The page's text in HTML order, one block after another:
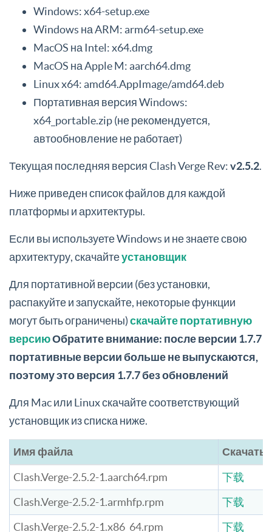
Windows: x64-setup.exe
Windows на ARM: arm64-setup.exe
MacOS на Intel: x64.dmg
MacOS на Apple M: aarch64.dmg
Linux x64: amd64.AppImage/amd64.deb
Портативная версия Windows:
x64_portable.zip (не рекомендуется,
автообновление не работает)
Текущая последняя версия Clash Verge Rev:v2.5.2.
Ниже приведен список файлов для каждой
платформы и архитектуры.
Если вы используете Windows и не знаете свою
архитектуру, скачайтеустановщик
Для портативной версии (без установки,
распакуйте и запускайте, некоторые функции
могут быть ограничены)скачайте портативную
версиюОбратите внимание: после версии 1.7.7
портативные версии больше не выпускаются,
поэтому это версия 1.7.7 без обновлений
Для Mac или Linux скачайте соответствующий
установщик из списка ниже.
Имя файла
Скачать
Clash.Verge-2.5.2-1.aarch64.rpm
下载
Clash.Verge-2.5.2-1.armhfp.rpm
下载
Clash.Verge-2.5.2-1.x86_64.rpm
下载